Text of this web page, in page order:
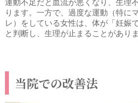
運動不足だと血流が悪くなり、生理
ります。一方で、過度な運動（特に
レ）をしている女性は、体が「妊娠
と判断し、生理が止まることがありま
当院での改善法